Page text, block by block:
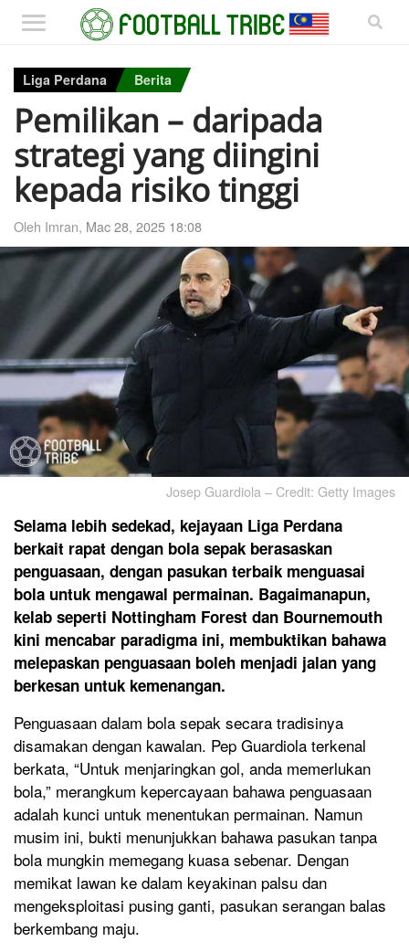
Liga Perdana Berita
Pemilikan – daripada
strategi yang diingini
kepada risiko tinggi
Oleh Imran, Mac 28, 2025 18:08
Josep Guardiola – Credit: Getty Images
Selama lebih sedekad, kejayaan Liga Perdana
berkait rapat dengan bola sepak berasaskan
penguasaan, dengan pasukan terbaik menguasai
bola untuk mengawal permainan. Bagaimanapun,
kelab seperti Nottingham Forest dan Bournemouth
kini mencabar paradigma ini, membuktikan bahawa
melepaskan penguasaan boleh menjadi jalan yang
berkesan untuk kemenangan.
Penguasaan dalam bola sepak secara tradisinya
disamakan dengan kawalan. Pep Guardiola terkenal
berkata, “Untuk menjaringkan gol, anda memerlukan
bola,” merangkum kepercayaan bahawa penguasaan
adalah kunci untuk menentukan permainan. Namun
musim ini, bukti menunjukkan bahawa pasukan tanpa
bola mungkin memegang kuasa sebenar. Dengan
memikat lawan ke dalam keyakinan palsu dan
mengeksploitasi pusing ganti, pasukan serangan balas
berkembang maju.